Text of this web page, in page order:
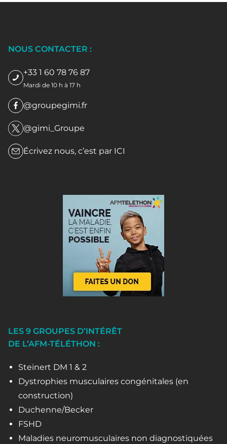
NOUS CONTACTER :
+33 1 60 78 76 87
Mardi de 10 h à 17 h
@groupegimi.fr
@gimi_Groupe
Écrivez nous, c’est par ICI
LES 9 GROUPES D’INTÉRÊT
DE L’AFM-TÉLÉTHON :
Steinert DM 1 & 2
Dystrophies musculaires congénitales (en
construction)
Duchenne/Becker
FSHD
Maladies neuromusculaires non diagnostiquées